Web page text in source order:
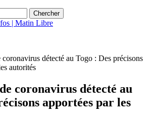
coronavirus détecté au Togo : Des précisons
autorités
coronavirus détecté au
apportées par les